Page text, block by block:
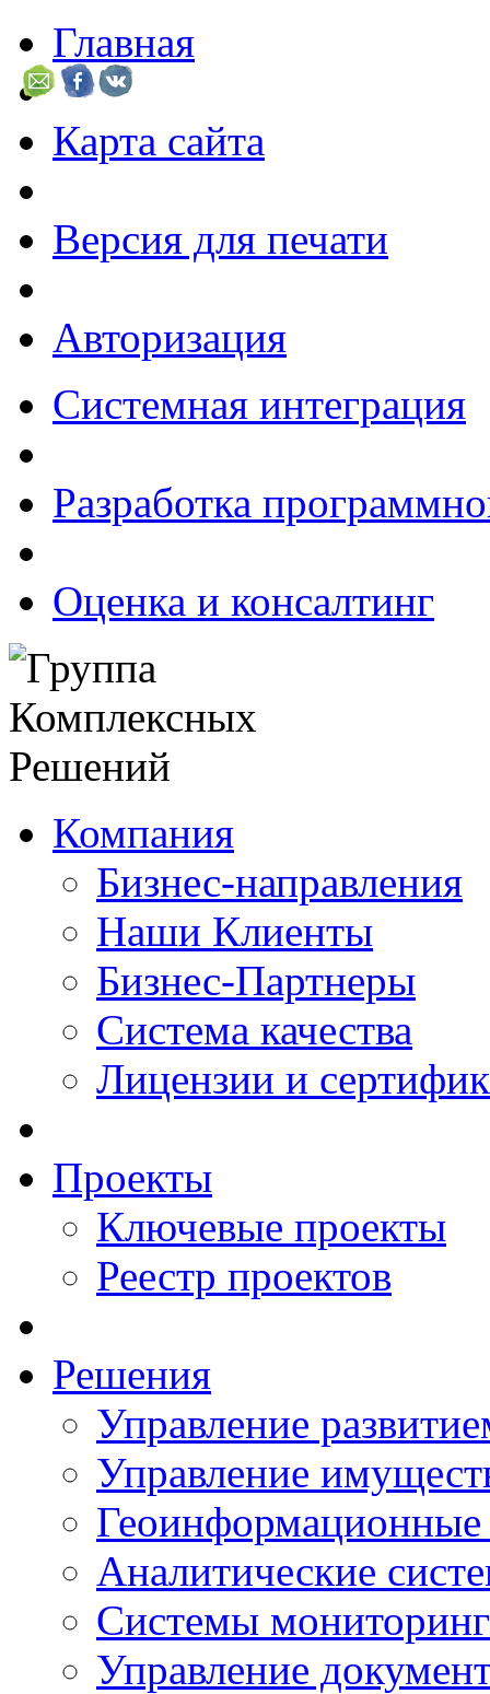
Главная
Карта сайта
Версия для печати
Авторизация
Системная интеграция
Разработка
Оценка и консалтинг
Компания
Бизнес-направления
Наши Клиенты
Бизнес-Партнеры
Система качества
Лицензии и
Проекты
Ключевые проекты
Реестр проектов
Решения
Управление
Управление
Аналитические
Системы
Управление